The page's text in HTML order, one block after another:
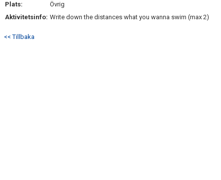
Plats:
Övrig
Aktivitetsinfo: Write down the distances what you wanna swim (max 2)
<< Tillbaka